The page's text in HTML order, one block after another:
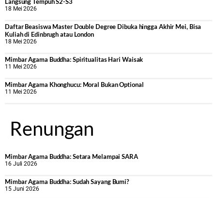
Langsung Tempuh S2-S3
18 Mei 2026
Daftar Beasiswa Master Double Degree Dibuka hingga Akhir Mei, Bisa
Kuliah di Edinbrugh atau London
18 Mei 2026
Mimbar Agama Buddha: Spiritualitas Hari Waisak
11 Mei 2026
Mimbar Agama Khonghucu: Moral Bukan Optional
11 Mei 2026
Renungan
Mimbar Agama Buddha: Setara Melampai SARA
16 Juli 2026
Mimbar Agama Buddha: Sudah Sayang Bumi?
15 Juni 2026